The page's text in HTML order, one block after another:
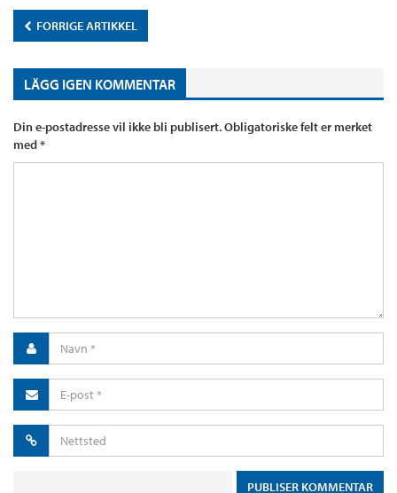
FORRIGE ARTIKKEL
LÄGG IGEN KOMMENTAR
Din e-postadresse vil ikke bli publisert.Obligatoriske felt er merket
med*